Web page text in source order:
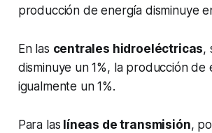
producción de energía disminuye
En las centrales hidroeléctricas,
disminuye un 1%, la producción de
igualmente un 1%.
Para las líneas de transmisión,